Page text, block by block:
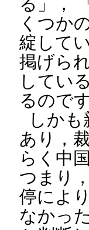
くつか
綻して
掲げら
してい
るのです
しか
あり，
らく中
つまり
停によ
なかっ